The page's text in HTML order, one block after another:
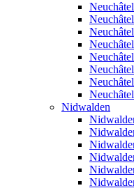
Nidwalden